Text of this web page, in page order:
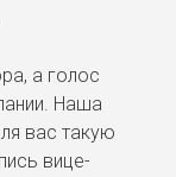
а голос
Наша
вас такую
вице-